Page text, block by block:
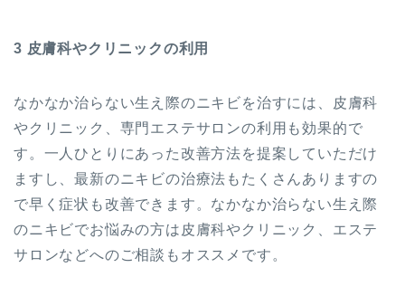
3 皮膚科やクリニックの利用
なかなか治らない生え際のニキビを治すには、皮膚科
やクリニック、専門エステサロンの利用も効果的で
す。一人ひとりにあった改善方法を提案していただけ
ますし、最新のニキビの治療法もたくさんありますの
で早く症状も改善できます。なかなか治らない生え際
のニキビでお悩みの方は皮膚科やクリニック、エステ
サロンなどへのご相談もオススメです。